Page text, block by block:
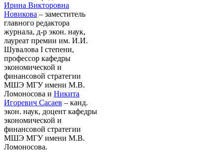
Ирина Викторовна
Новикова – заместитель
главного редактора
журнала, д-р экон. наук,
лауреат премии им. И.И.
Шувалова I степени,
профессор кафедры
экономической и
финансовой стратегии
МШЭ МГУ имени М.В.
Ломоносова и Никита
Игоревич Сасаев – канд.
экон. наук, доцент кафедры
экономической и
финансовой стратегии
МШЭ МГУ имени М.В.
Ломоносова.